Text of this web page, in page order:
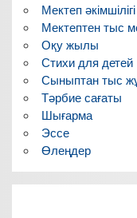
Мектеп әкімшілігі
Мектептен тыс
Оқу жылы
Стихи для детей
Сыныптан тыс
Тәрбие сағаты
Шығарма
Эссе
Өлеңдер